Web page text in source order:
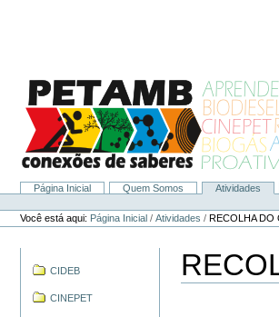
navegação
NavegaçãoPágina Inicial Quem Somos Atividades
Ferramentas
Pessoais
Você está aqui: Página Inicial /Atividades /RECOLHA DO
CIDEB
CINEPET